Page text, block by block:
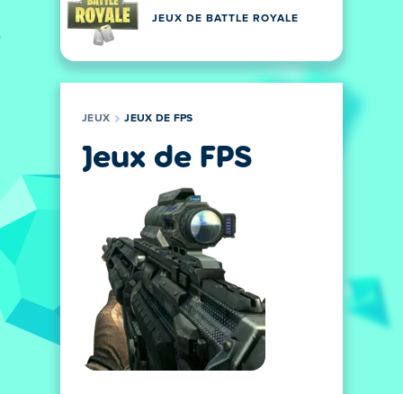
JEUX DE BATTLE ROYALE
JEUX JEUX DE FPS
Jeux de FPS